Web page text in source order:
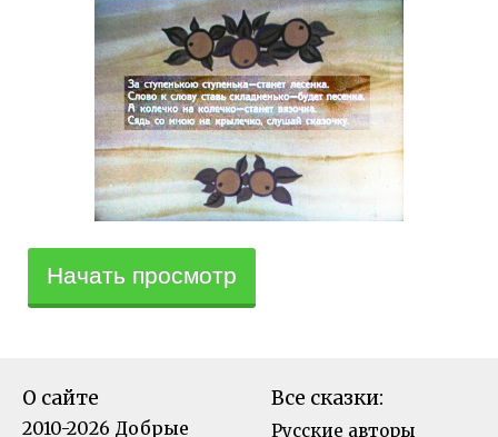
Начать просмотр
О сайте
2010-2026 Добрые
Все сказки:
Русские авторы